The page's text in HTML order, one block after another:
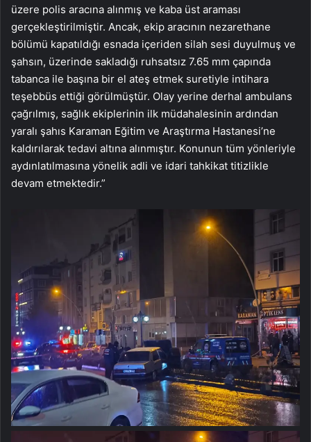
üzere polis aracına alınmış ve kaba üst araması
gerçekleştirilmiştir. Ancak, ekip aracının nezarethane
bölümü kapatıldığı esnada içeriden silah sesi duyulmuş ve
şahsın, üzerinde sakladığı ruhsatsız 7.65 mm çapında
tabanca ile başına bir el ateş etmek suretiyle intihara
teşebbüs ettiği görülmüştür. Olay yerine derhal ambulans
çağrılmış, sağlık ekiplerinin ilk müdahalesinin ardından
yaralı şahıs Karaman Eğitim ve Araştırma Hastanesi’ne
kaldırılarak tedavi altına alınmıştır. Konunun tüm yönleriyle
aydınlatılmasına yönelik adli ve idari tahkikat titizlikle
devam etmektedir.”